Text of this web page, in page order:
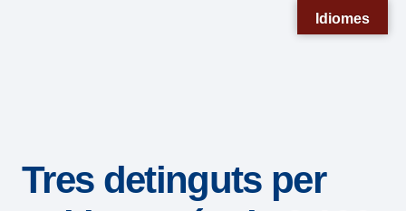
sistema
Tres detinguts per
Idiomes